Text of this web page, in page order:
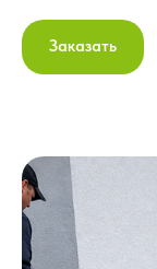
Заказать